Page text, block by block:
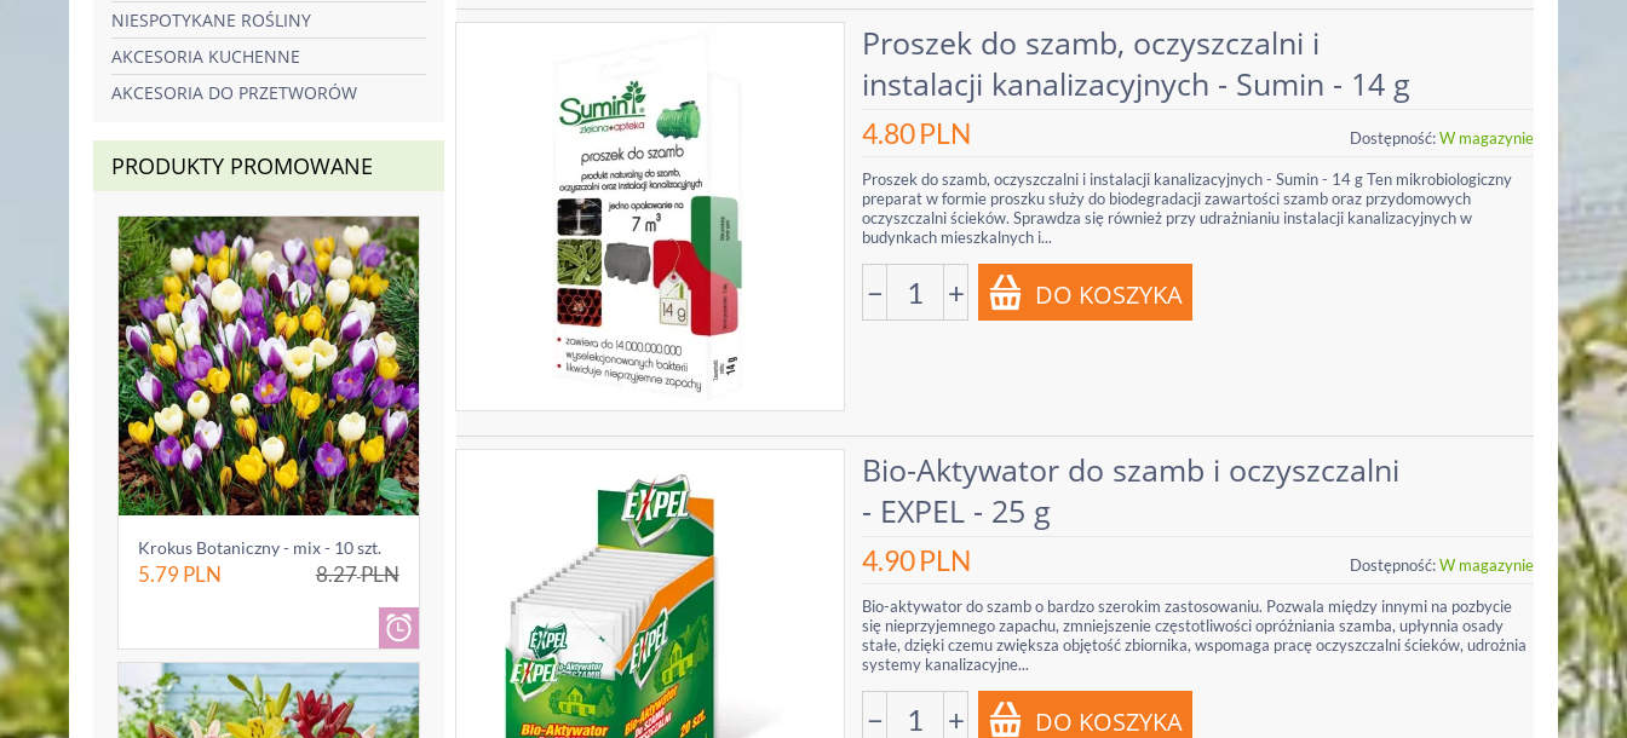
NIESPOTYKANE ROŚLINY
AKCESORIA KUCHENNE
AKCESORIA DO PRZETWORÓW
PRODUKTY PROMOWANE
Krokus Botaniczny - mix - 10 szt.
5.79PLN 8.27PLN
Proszek do szamb, oczyszczalni i
instalacji kanalizacyjnych - Sumin - 14 g
4.80PLN Dostępność:W magazynie
Proszek do szamb, oczyszczalni i instalacji kanalizacyjnych - Sumin - 14 g Ten mikrobiologiczny
preparat w formie proszku służy do biodegradacji zawartości szamb oraz przydomowych
oczyszczalni ścieków. Sprawdza się również przy udrażnianiu instalacji kanalizacyjnych w
budynkach mieszkalnych i...
− +
Bio-Aktywator do szamb i oczyszczalni
- EXPEL - 25 g
4.90PLN Dostępność:W magazynie
Bio-aktywator do szamb o bardzo szerokim zastosowaniu. Pozwala między innymi na pozbycie
się nieprzyjemnego zapachu, zmniejszenie częstotliwości opróżniania szamba, upłynnia osady
stałe, dzięki czemu zwiększa objętość zbiornika, wspomaga pracę oczyszczalni ścieków, udrożnia
systemy kanalizacyjne...
− +